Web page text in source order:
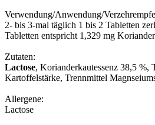
Verwendung/Anwendung/
2- bis 3-mal täglich 1 bis 2 Tabletten
Tabletten entspricht 1,329 mg
Zutaten:
Lactose, Korianderkautessenz 38,5 %,
Kartoffelstärke, Trennmittel
Allergene:
Lactose